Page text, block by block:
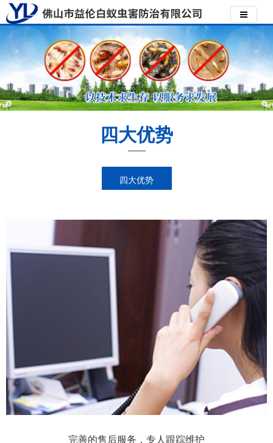
四大优势
四大优势
完善的售后服务，专人跟踪维护